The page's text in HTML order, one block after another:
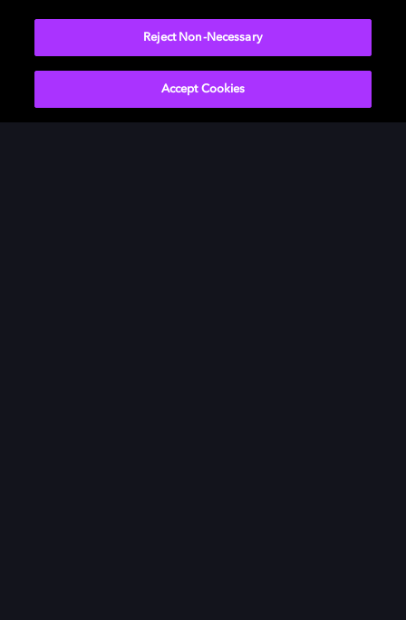
Nuestra tecnología llega a miles de millones de
rendimiento fluido y de alta calidad en televisores,
teléfonos, plataformas y mucho más.
Reject Non-Necessary
Accept Cookies